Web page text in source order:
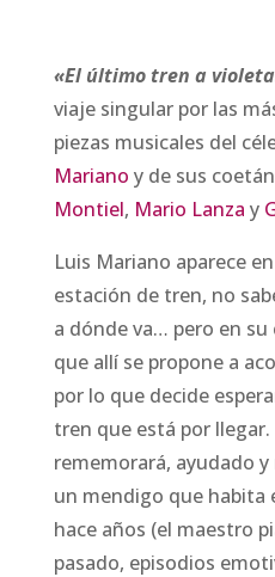
«El último tren a
viaje singular por las
piezas musicales del
Mariano y de sus
Montiel, Mario Lanza y
Luis Mariano aparece
estación de tren, no
a dónde va… pero en su
que allí se propone a
por lo que decide
tren que está por llegar.
rememorará, ayudado
un mendigo que habita
hace años (el maestro
pasado, episodios